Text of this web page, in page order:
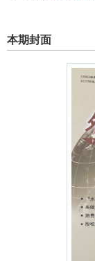
本期封面